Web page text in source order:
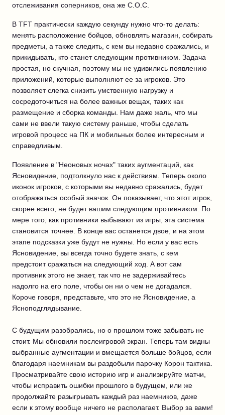
отслеживания соперников, она же С.О.С.
В TFT практически каждую секунду нужно что-то делать:
менять расположение бойцов, обновлять магазин, собирать
предметы, а также следить, с кем вы недавно сражались, и
прикидывать, кто станет следующим противником. Задача
простая, но скучная, поэтому мы не удивились появлению
приложений, которые выполняют ее за игроков. Это
позволяет слегка снизить умственную нагрузку и
сосредоточиться на более важных вещах, таких как
размещение и сборка команды. Нам даже жаль, что мы
сами не ввели такую систему раньше, чтобы сделать
игровой процесс на ПК и мобильных более интересным и
справедливым.
Появление в "Неоновых ночах" таких аугментаций, как
Ясновидение, подтолкнуло нас к действиям. Теперь около
иконок игроков, с которыми вы недавно сражались, будет
отображаться особый значок. Он показывает, что этот игрок,
скорее всего, не будет вашим следующим противником. По
мере того, как противники выбывают из игры, эта система
становится точнее. В конце вас останется двое, и на этом
этапе подсказки уже будут не нужны. Но если у вас есть
Ясновидение, вы всегда точно будете знать, с кем
предстоит сражаться на следующий ход. А вот сам
противник этого не знает, так что не задерживайтесь
надолго на его поле, чтобы он ни о чем не догадался.
Короче говоря, представьте, что это не Ясновидение, а
Ясноподглядывание.
С будущим разобрались, но о прошлом тоже забывать не
стоит. Мы обновили послеигровой экран. Теперь там видны
выбранные аугментации и вмещается больше бойцов, если
благодаря наемникам вы раздобыли парочку Корон тактика.
Просматривайте свою историю игр и анализируйте матчи,
чтобы исправить ошибки прошлого в будущем, или же
продолжайте разыгрывать каждый раз наемников, даже
если к этому вообще ничего не располагает. Выбор за вами!